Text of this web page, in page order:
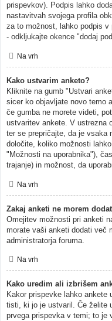
prispevkov). Podpis lahko
nastavitvah svojega profila
za to možnost, lahko podpis
- odkljukajte okence "dodaj
Na vrh
Kako ustvarim anketo?
Kliknite na gumb "Ustvari
sicer ko objavljate novo temo
če gumba ne morete videti,
ustvaritev ankete. V ustrezna
ter se prepričajte, da je vsaka
določite, koliko možnosti
"Možnosti na uporabnika"),
trajanje) in možnost, da
Na vrh
Zakaj anketi ne morem
Omejitev možnosti pri anketi
morate vaši anketi dodati več
administratorja foruma.
Na vrh
Kako uredim ali izbrišem
Kakor prispevke lahko ankete
tisti, ki jo je ustvaril. Če želite
prvega prispevka v temi; to je